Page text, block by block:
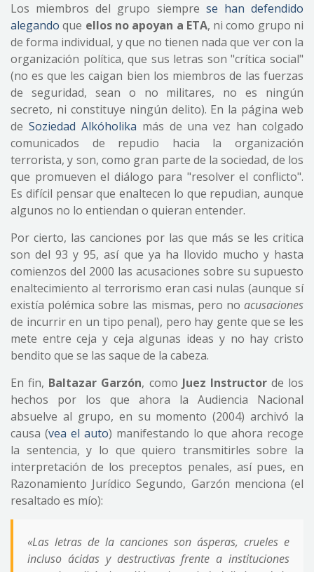
Los miembros del grupo siempre se han defendido
alegando que ellos no apoyan a ETA, ni como grupo ni
de forma individual, y que no tienen nada que ver con la
organización política, que sus letras son "crítica social"
(no es que les caigan bien los miembros de las fuerzas
de seguridad, sean o no militares, no es ningún
secreto, ni constituye ningún delito). En la página web
de Soziedad Alkóholika más de una vez han colgado
comunicados de repudio hacia la organización
terrorista, y son, como gran parte de la sociedad, de los
que promueven el diálogo para "resolver el conflicto".
Es difícil pensar que enaltecen lo que repudian, aunque
algunos no lo entiendan o quieran entender.
Por cierto, las canciones por las que más se les critica
son del 93 y 95, así que ya ha llovido mucho y hasta
comienzos del 2000 las acusaciones sobre su supuesto
enaltecimiento al terrorismo eran casi nulas (aunque sí
existía polémica sobre las mismas, pero no acusaciones
de incurrir en un tipo penal), pero hay gente que se les
mete entre ceja y ceja algunas ideas y no hay cristo
bendito que se las saque de la cabeza.
En fin, Baltazar Garzón, como Juez Instructorde los
hechos por los que ahora la Audiencia Nacional
absuelve al grupo, en su momento (2004) archivó la
causa (vea el auto) manifestando lo que ahora recoge
la sentencia, y lo que quiero transmitirles sobre la
interpretación de los preceptos penales, así pues, en
Razonamiento Jurídico Segundo, Garzón menciona (el
resaltado es mío):
«Las letras de la canciones son ásperas, crueles e
incluso ácidas y destructivas frente a instituciones